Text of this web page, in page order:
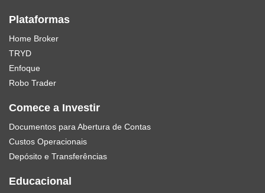
Plataformas
Home Broker
TRYD
Enfoque
Robo Trader
Comece a Investir
Documentos para Abertura de Contas
Custos Operacionais
Depósito e Transferências
Educacional